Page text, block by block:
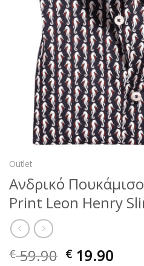
Outlet
Ανδρικό
Print Leon Henry
€59.90 € 19.90